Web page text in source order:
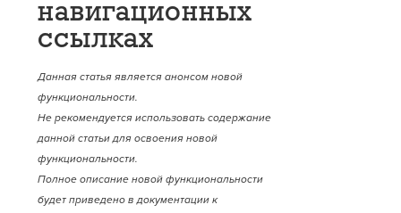
навигационных
ссылках
Данная статья является анонсом новой
функциональности.
Не рекомендуется использовать содержание
данной статьи для освоения новой
функциональности.
Полное описание новой функциональности
будет приведено в документации к